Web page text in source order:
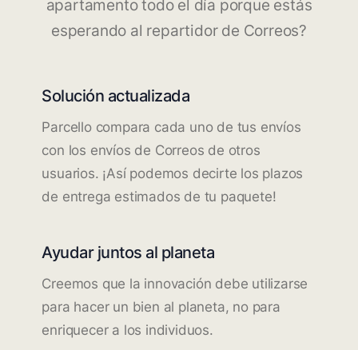
apartamento todo el día porque estás
esperando al repartidor de Correos?
Solución actualizada
Parcello compara cada uno de tus envíos
con los envíos de Correos de otros
usuarios. ¡Así podemos decirte los plazos
de entrega estimados de tu paquete!
Ayudar juntos al planeta
Creemos que la innovación debe utilizarse
para hacer un bien al planeta, no para
enriquecer a los individuos.